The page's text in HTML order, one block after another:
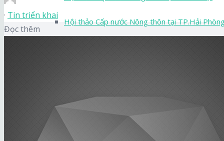
Hội thảo Cấp nước Nông thôn tại TP.Hải
Hội thảo quản lý đô thị
Hội thảo quản lý hạ tầng đô thị Thái Bình
· Tin triển khai
Đọc thêm